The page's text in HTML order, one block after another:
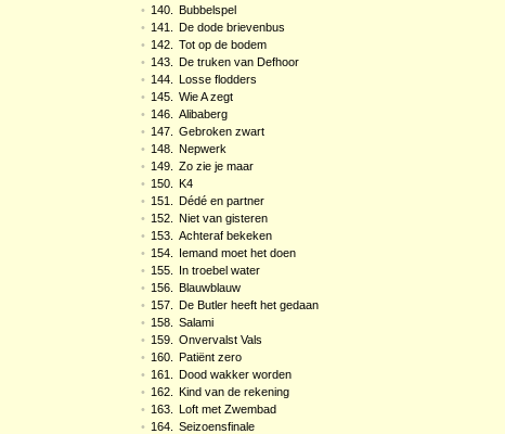
• 140.
Bubbelspel
• 141.
De dode brievenbus
• 142.
Tot op de bodem
• 143.
De truken van Defhoor
• 144.
Losse flodders
• 145.
Wie A zegt
• 146.
Alibaberg
• 147.
Gebroken zwart
• 148.
Nepwerk
• 149.
Zo zie je maar
• 150.
K4
• 151.
Dédé en partner
• 152.
Niet van gisteren
• 153.
Achteraf bekeken
• 154.
Iemand moet het doen
• 155.
In troebel water
• 156.
Blauwblauw
• 157.
De Butler heeft het gedaan
• 158.
Salami
• 159.
Onvervalst Vals
• 160.
Patiënt zero
• 161.
Dood wakker worden
• 162.
Kind van de rekening
• 163.
Loft met Zwembad
• 164.
Seizoensfinale